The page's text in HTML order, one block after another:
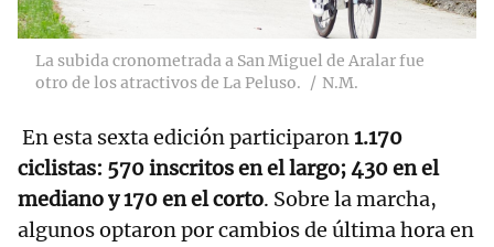
La subida cronometrada a San Miguel de Aralar fue
otro de los atractivos de La Peluso.
N.M.
En esta sexta edición participaron1.170
ciclistas: 570 inscritos en el largo; 430 en el
mediano y 170 en el corto. Sobre la marcha,
algunos optaron por cambios de última hora en